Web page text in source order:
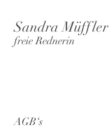
Sandra Müffler
freie Rednerin
AGB‘s